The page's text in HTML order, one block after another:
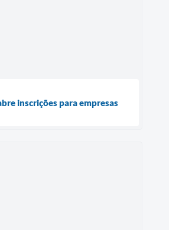
inscrições para empresas